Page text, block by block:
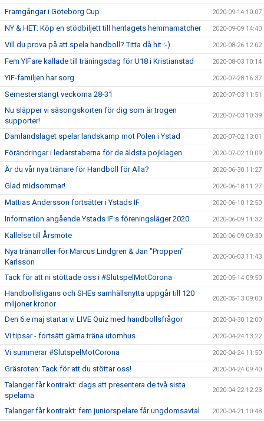
Framgångar i Göteborg Cup 2020-09-14 10:07
NY & HET: Köp en stödbiljett till herrlagets hemmamatcher 2020-09-09 14:40
Vill du prova på att spela handboll? Titta då hit :-) 2020-08-26 12:02
Fem YIFare kallade till träningsdag för U18 i Kristianstad 2020-08-03 10:14
YIF-familjen har sorg 2020-07-28 16:37
Semesterstängt veckorna 28-31 2020-07-03 11:51
Nu släpper vi säsongskorten för dig som är trogen
supporter!
2020-07-03 10:39
Damlandslaget spelar landskamp mot Polen i Ystad 2020-07-02 13:01
Förändringar i ledarstaberna för de äldsta pojklagen 2020-07-02 10:09
Är du vår nya tränare för Handboll för Alla? 2020-06-30 11:27
Glad midsommar! 2020-06-18 11:27
Mattias Andersson fortsätter i Ystads IF 2020-06-10 12:50
Information angående Ystads IF:s föreningsläger 2020 2020-06-09 11:32
Kallelse till Årsmöte 2020-06-09 09:30
Nya tränarroller för Marcus Lindgren & Jan "Proppen"
Karlsson
2020-06-03 11:43
Tack för att ni stöttade oss i #SlutspelMotCorona 2020-05-14 09:50
Handbollsligans och SHEs samhällsnytta uppgår till 120
miljoner kronor
2020-05-13 09:00
Den 6:e maj startar vi LIVE Quiz med handbollsfrågor 2020-04-30 12:00
Vi tipsar - fortsätt gärna träna utomhus 2020-04-24 13:22
Vi summerar #SlutspelMotCorona 2020-04-24 11:50
Gräsroten: Tack för att du stöttar oss! 2020-04-24 09:40
Talanger får kontrakt: dags att presentera de två sista
spelarna
2020-04-22 12:23
Talanger får kontrakt: fem juniorspelare får ungdomsavtal 2020-04-21 10:48